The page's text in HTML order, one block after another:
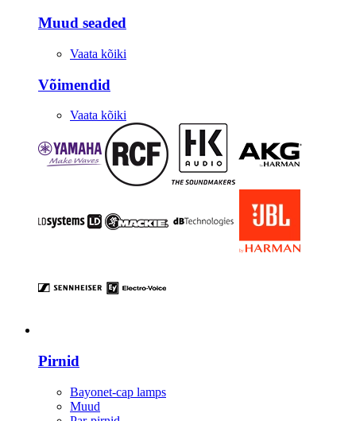
Muud seaded
Vaata kõiki
Võimendid
Vaata kõiki
Pirnid
Bayonet-cap lamps
Muud